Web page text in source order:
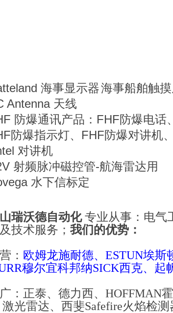
海事显示器海事船舶触
Antenna 天线
防爆通讯产品： FHF防爆电话
防爆指示灯、FHF防爆对讲机
对讲机
射频脉冲磁控管-航海雷达用
水下信标定
瑞沃德自动化专业从事：电气
技术服务； 我们的优势：
： 欧姆龙施耐德、ESTUN埃斯
穆尔宜科邦纳SICK西克、起
：正泰、德力西、HOFFMAN
激光雷达、西斐Safefire火焰检测